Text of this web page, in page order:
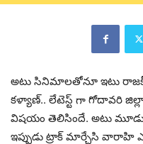
అటు సినిమాలతోనూ ఇటు
కళ్యాణ్.. లేటెస్ట్ గా గోదావరి
విషయం తెలిసిందే. అటు
ఇప్పుడు ట్రాక్ మార్చేసి వారాహి